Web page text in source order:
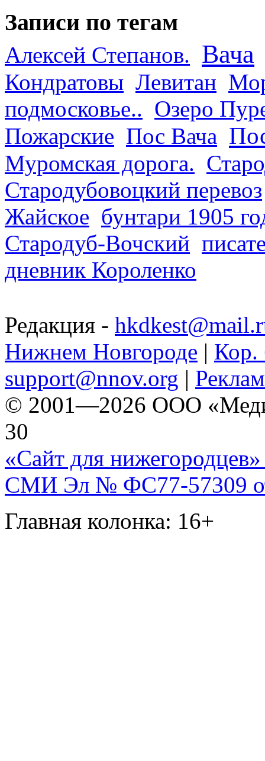
Записи по тегам
Алексей Степанов. Вача
Кондратовы Левитан
подмосковье.. Озеро
Пожарские Пос Вача
Муромская дорога.
Стародубовоцкий перевоз
Жайское бунтари 1905
Стародуб-Вочский
дневник Короленко
Редакция -
Нижнем Новгороде | Кор.
support@nnov.org |
© 2001—2026 ООО
30
«Сайт для нижегородцев»
СМИ Эл № ФС77-57309
Главная колонка: 16+